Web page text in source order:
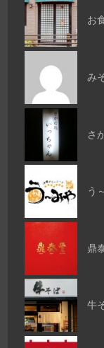
お
み
さ
う
鼎
牛